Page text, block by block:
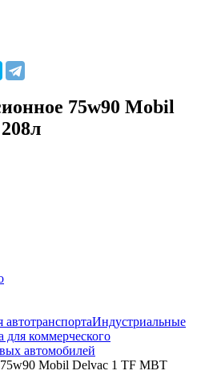
75w90 Mobil
Индустриальные
для коммерческого
автомобилей
Mobil Delvac 1 TF MBT